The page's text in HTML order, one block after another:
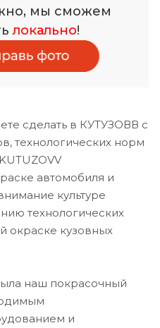
мы сможем
локально!
сделать в КУТУЗОВВ с
технологических норм
автомобиля и
культуре
технологических
окраске кузовных
наш покрасочный
и